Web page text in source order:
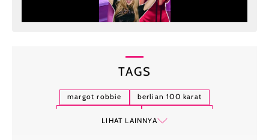
TAGS
margot robbie
berlian 100 karat
LIHAT LAINNYA